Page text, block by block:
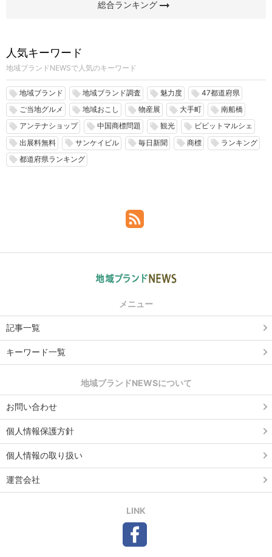
総合ランキングarrow_right_alt
人気キーワード
地域ブランドNEWSで人気のキーワード
local_offer 地域ブランド local_offer 地域ブランド調査 local_offer 魅力度 local_offer 47都道府県
local_offer ご当地グルメ local_offer 地域おこし local_offer 物産展 local_offer 大手町 local_offer 南船橋
local_offer アンテナショップ local_offer 中国商標問題 local_offer 観光 local_offer ビビットマルシェ
local_offer 出展料無料 local_offer サンケイビル local_offer 毎日新聞 local_offer 商標 local_offer ランキング
local_offer 都道府県ランキング
メニュー
記事一覧
キーワード一覧
地域ブランドNEWSについて
お問い合わせ
個人情報保護方針
個人情報の取り扱い
運営会社
LINK